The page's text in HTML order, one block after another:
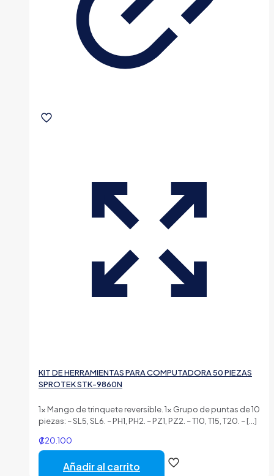
KIT DE HERRAMIENTAS PARA COMPUTADORA 50 PIEZAS
SPROTEK STK-9860N
1x Mango de trinquete reversible. 1x Grupo de puntas de 10
piezas: – SL5, SL6. – PH1, PH2. – PZ1, PZ2. – T10, T15, T20. –[…]
₡20.100
Añadir al carrito